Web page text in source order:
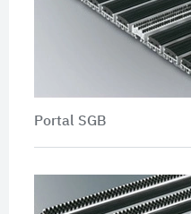
Portal SGB